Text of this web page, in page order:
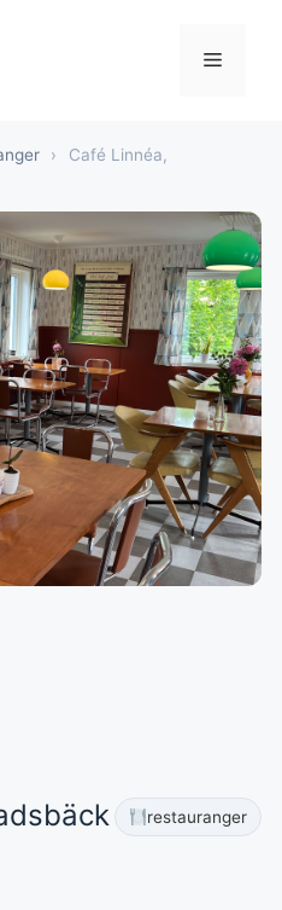
Meny
›
Café Linnéa,
restauranger